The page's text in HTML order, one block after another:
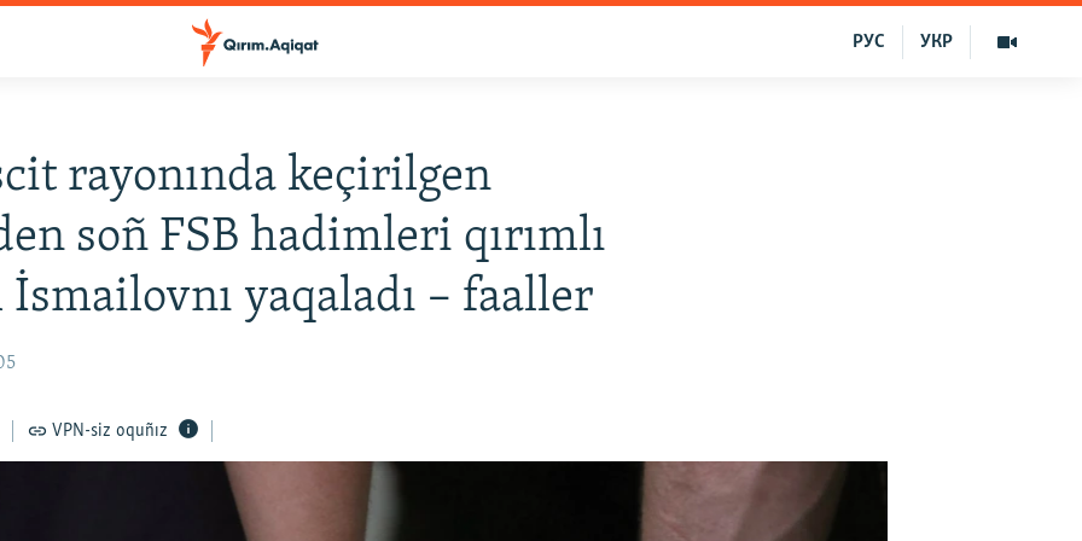
УКР
РУС
rayonında keçirilgen
soñ FSB hadimleri qırımlı
yaqaladı – faaller
VPN-siz oquñız